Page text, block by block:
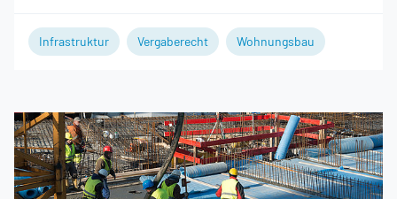
Infrastruktur Vergaberecht Wohnungsbau